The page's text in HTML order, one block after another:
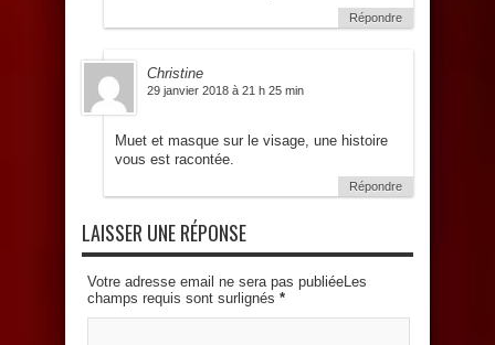
Répondre
Christine
29 janvier 2018 à 21 h 25 min
Muet et masque sur le visage, une histoire
vous est racontée.
Répondre
LAISSER UNE RÉPONSE
Votre adresse email ne sera pas publiéeLes
champs requis sont surlignés *